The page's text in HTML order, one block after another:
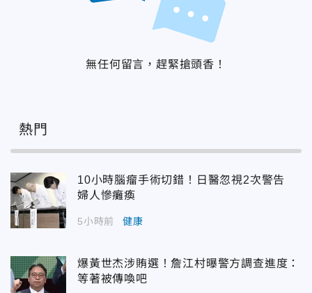
無任何留言，趕緊搶頭香！
熱門
10小時腦瘤手術切錯！日醫忽視2次警告
婦人慘癱瘓
5小時前 健康
爆黃世杰涉賄選！詹江村曝警方調查進度：
等著被傳喚吧